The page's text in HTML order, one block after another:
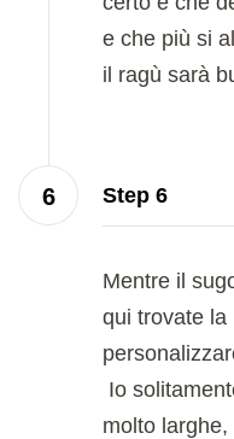
e che più si
il ragù sarà
Step 6
Mentre il
qui trovate la
Io
molto